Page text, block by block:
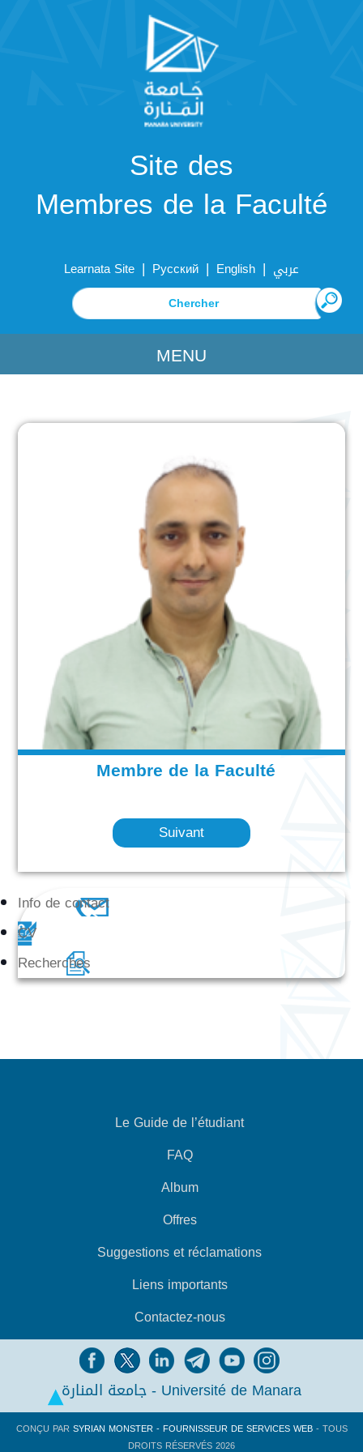
Site des
Membres de la Faculté
Learnata Site | Русский | English | عربي
MENU
Membre de la Faculté
Suivant
Info de contact
CV
Recherches
Le Guide de l’étudiant
FAQ
Album
Offres
Suggestions et réclamations
Liens importants
Contactez-nous
جامعة المنارة - Université de Manara
CONÇU PARSYRIAN MONSTER - FOURNISSEUR DE SERVICES WEB- TOUS
DROITS RÉSERVÉS 2026